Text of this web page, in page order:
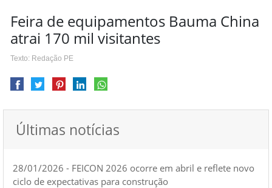
Feira de equipamentos Bauma China
atrai 170 mil visitantes
Texto: Redação PE
Últimas notícias
28/01/2026 - FEICON 2026 ocorre em abril e reflete novo
ciclo de expectativas para construção